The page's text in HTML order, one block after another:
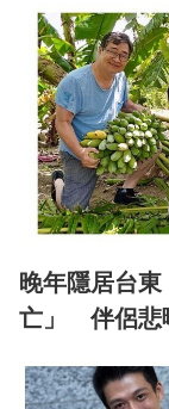
晚年隱居台
亡」 伴侶悲